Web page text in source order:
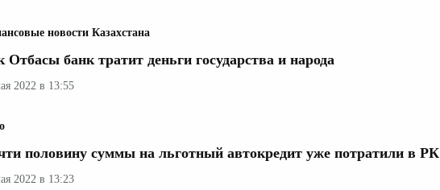
новости Казахстана
Отбасы банк тратит деньги государства и народа
2022 в 13:55
половину суммы на льготный автокредит уже потратили в РК
2022 в 13:23